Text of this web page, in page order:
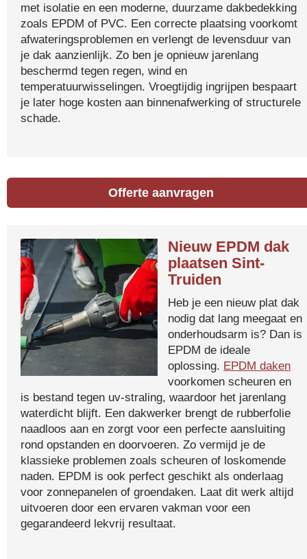
met isolatie en een moderne, duurzame dakbedekking
zoals EPDM of PVC. Een correcte plaatsing voorkomt
afwateringsproblemen en verlengt de levensduur van
je dak aanzienlijk. Zo ben je opnieuw jarenlang
beschermd tegen regen, wind en
temperatuurwisselingen. Vroegtijdig ingrijpen bespaart
je later hoge kosten aan binnenafwerking of structurele
schade.
Offerte aanvragen
Nieuw EPDM dak
plaatsen Sint-
Truiden
Heb je een nieuw plat dak
nodig dat lang meegaat en
onderhoudsarm is? Dan is
EPDM de ideale
oplossing. EPDM daken
voorkomen scheuren en
is bestand tegen uv-straling, waardoor het jarenlang
waterdicht blijft. Een dakwerker brengt de rubberfolie
naadloos aan en zorgt voor een perfecte aansluiting
rond opstanden en doorvoeren. Zo vermijd je de
klassieke problemen zoals scheuren of loskomende
naden. EPDM is ook perfect geschikt als onderlaag
voor zonnepanelen of groendaken. Laat dit werk altijd
uitvoeren door een ervaren vakman voor een
gegarandeerd lekvrij resultaat.